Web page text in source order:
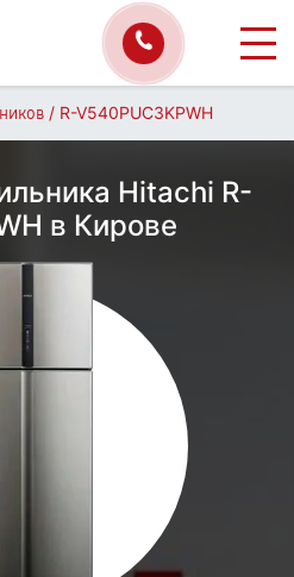
/ R-V540PUC3KPWH
Hitachi R-
в Кирове